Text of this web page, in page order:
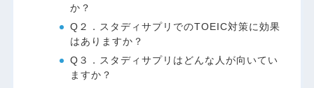
か？
Q２．スタディサプリでのTOEIC対策に効果
はありますか？
Q３．スタディサプリはどんな人が向いてい
ますか？